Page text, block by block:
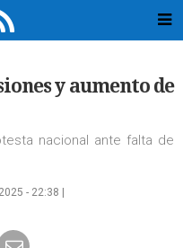
y aumento de
nacional ante falta de
- 22:38 |